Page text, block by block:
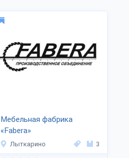
Мебельная фабрика
«Fabera»
Лыткарино 3